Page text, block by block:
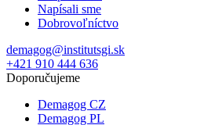
Napísali sme
Dobrovoľníctvo
demagog@institutsgi.sk
+421 910 444 636
Doporučujeme
Demagog CZ
Demagog PL